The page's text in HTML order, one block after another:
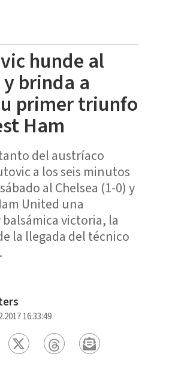
hunde al
brinda a
primer triunfo
Ham
del austríaco
a los seis minutos
al Chelsea (1-0) y
United una
victoria, la
la llegada del técnico
16:33:49